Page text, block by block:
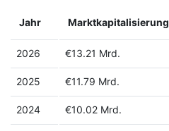
Jahr Marktkapitalisierung
2026 €13.21 Mrd.
2025 €11.79 Mrd.
2024 €10.02 Mrd.